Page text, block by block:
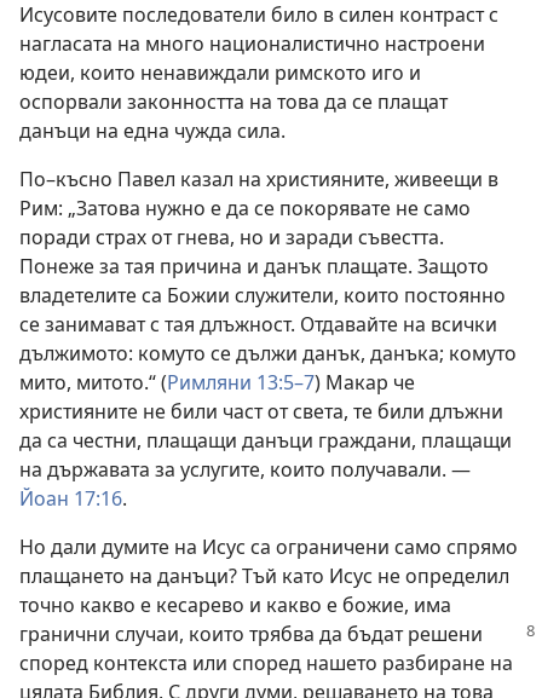
Исусовите последователи било в силен контраст с
нагласата на много националистично настроени
юдеи, които ненавиждали римското иго и
оспорвали законността на това да се плащат
данъци на една чужда сила.
По–късно Павел казал на християните, живеещи в
Рим: „Затова нужно е да се покорявате не само
поради страх от гнева, но и заради съвестта.
Понеже за тая причина и данък плащате. Защото
владетелите са Божии служители, които постоянно
се занимават с тая длъжност. Отдавайте на всички
дължимото: комуто се дължи данък, данъка; комуто
мито, митото.“ (Римляни 13:5–7) Макар че
християните не били част от света, те били длъжни
да са честни, плащащи данъци граждани, плащащи
на държавата за услугите, които получавали. —
Йоан 17:16.
Но дали думите на Исус са ограничени само спрямо
плащането на данъци? Тъй като Исус не определил
точно какво е кесарево и какво е божие, има
гранични случаи, които трябва да бъдат решени
според контекста или според нашето разбиране на
цялата Библия. С други думи, решаването на това